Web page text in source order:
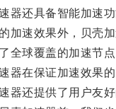
还具备智能加速功
速效果外，贝壳加
球覆盖的加速节点
在保证加速效果的
还提供了用户友好